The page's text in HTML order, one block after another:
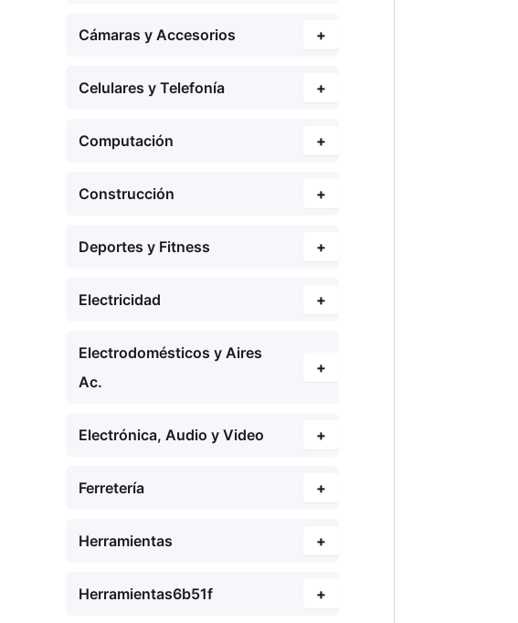
Cámaras y Accesorios +
Celulares y Telefonía +
Computación +
Construcción +
Deportes y Fitness +
Electricidad +
Electrodomésticos y Aires
Ac.
+
Electrónica, Audio y Video +
Ferretería +
Herramientas +
Herramientas6b51f +